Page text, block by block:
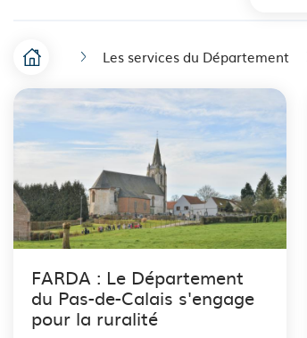
F
i
l
d
'
A
Accueil Les services du Département
FARDA : Le Département
du Pas-de-Calais s'engage
pour la ruralité